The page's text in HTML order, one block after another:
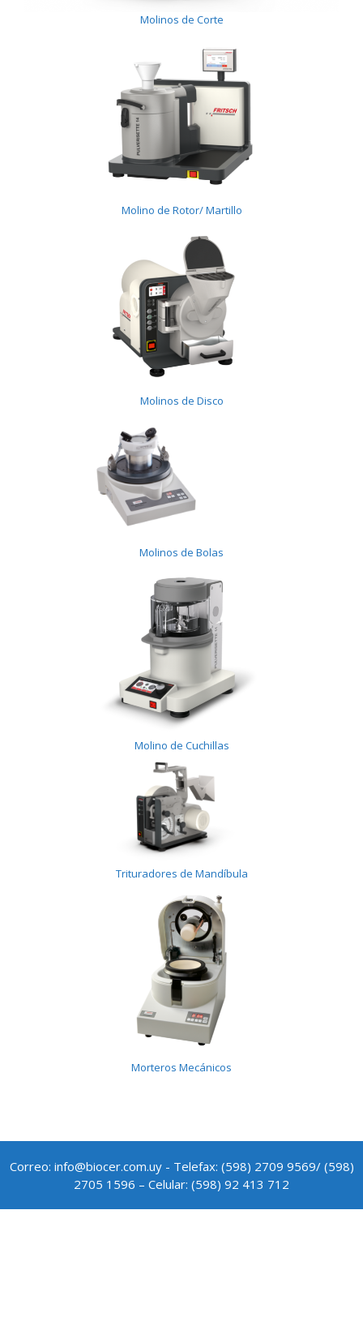
Molinos de Corte
Molino de Rotor/ Martillo
Molinos de Disco
Molinos de Bolas
Molino de Cuchillas
Trituradores de Mandíbula
Morteros Mecánicos
Correo: info@biocer.com.uy - Telefax: (598) 2709 9569/ (598)
2705 1596 – Celular: (598) 92 413 712